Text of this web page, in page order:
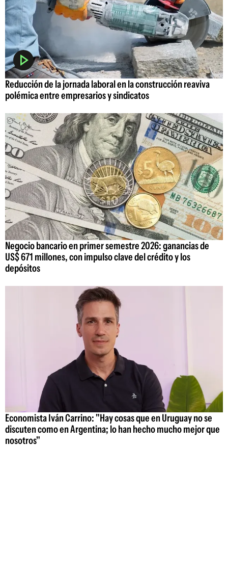
Reducción de la jornada laboral en la construcción reaviva
polémica entre empresarios y sindicatos
Negocio bancario en primer semestre 2026: ganancias de
US$ 671 millones, con impulso clave del crédito y los
depósitos
Economista Iván Carrino: "Hay cosas que en Uruguay no se
discuten como en Argentina; lo han hecho mucho mejor que
nosotros"